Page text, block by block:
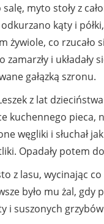
myto stoły z
kąty i
żywiole, co
i
gałązką szronu.
z lat
kuchennego
węgliki i słuchał
Opadały potem
z lasu, wycinając
było mu żal,
i suszonych